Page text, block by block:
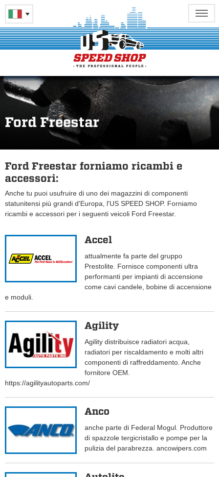
Ford Freestar
Ford Freestar forniamo ricambi e
accessori:
Anche tu puoi usufruire di uno dei magazzini di componenti
statunitensi più grandi d'Europa, l'US SPEED SHOP. Forniamo
ricambi e accessori per i seguenti veicoli Ford Freestar.
Accel
attualmente fa parte del gruppo
Prestolite. Fornisce componenti ultra
performanti per impianti di accensione
come cavi candele, bobine di accensione
e moduli.
Agility
Agility distribuisce radiatori acqua,
radiatori per riscaldamento e molti altri
componenti di raffreddamento. Anche
fornitore OEM.
https://agilityautoparts.com/
Anco
anche parte di Federal Mogul. Produttore
di spazzole tergicristallo e pompe per la
pulizia del parabrezza. ancowipers.com